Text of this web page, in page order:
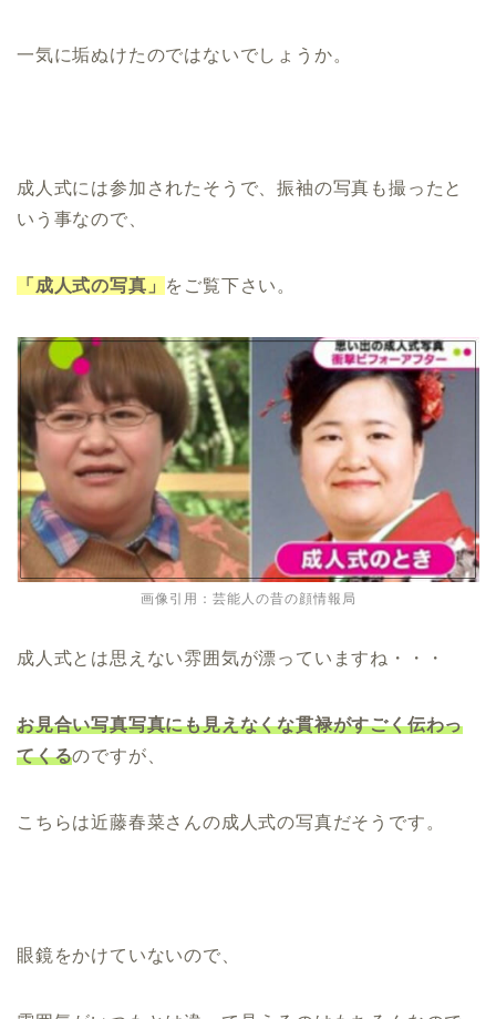
一気に垢ぬけたのではないでしょうか。
成人式には参加されたそうで、振袖の写真も撮ったと
いう事なので、
「成人式の写真」 をご覧下さい。
画像引用：芸能人の昔の顔情報局
成人式とは思えない雰囲気が漂っていますね・・・
お見合い写真写真にも見えなくな貫禄がすごく伝わっ
てくるのですが、
こちらは近藤春菜さんの成人式の写真だそうです。
眼鏡をかけていないので、